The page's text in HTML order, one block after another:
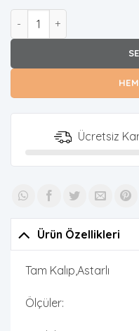
Ücretsiz
Ürün Özellikleri
Tam Kalıp,Astarlı
Ölçüler: